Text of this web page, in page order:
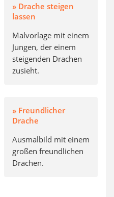
» Drache steigen
lassen
Malvorlage mit einem
Jungen, der einem
steigenden Drachen
zusieht.
» Freundlicher
Drache
Ausmalbild mit einem
großen freundlichen
Drachen.